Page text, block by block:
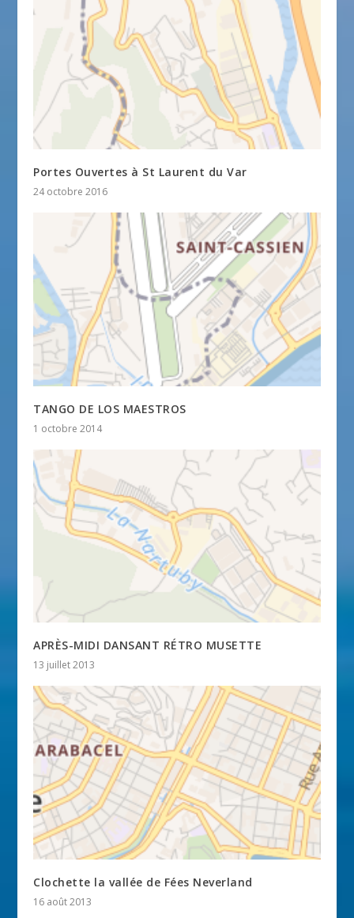
Portes Ouvertes à St Laurent du Var
24 octobre 2016
TANGO DE LOS MAESTROS
1 octobre 2014
APRÈS-MIDI DANSANT RÉTRO MUSETTE
13 juillet 2013
Clochette la vallée de Fées Neverland
16 août 2013